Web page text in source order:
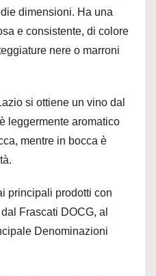
dimensioni. Ha una
e consistente, di colore
nere o marroni
si ottiene un vino dal
leggermente aromatico
mentre in bocca è
principali prodotti con
Frascati DOCG, al
Denominazioni